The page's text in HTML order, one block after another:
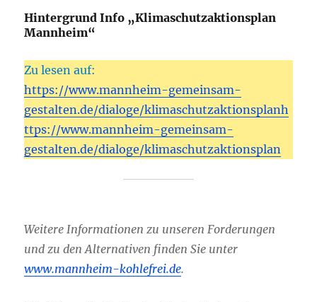
Hintergrund Info „Klimaschutzaktionsplan
Mannheim“
Zu lesen auf:
https://www.mannheim-gemeinsam-
gestalten.de/dialoge/klimaschutzaktionsplanh
ttps://www.mannheim-gemeinsam-
gestalten.de/dialoge/klimaschutzaktionsplan
Weitere Informationen zu unseren Forderungen
und zu den Alternativen finden Sie unter
www.mannheim-kohlefrei.de.